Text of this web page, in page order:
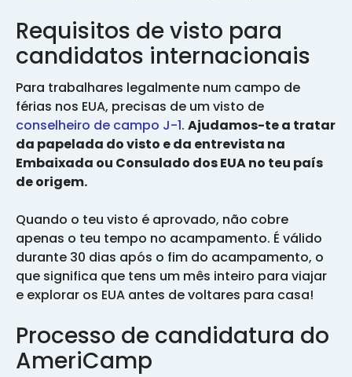
Requisitos de visto para
candidatos internacionais
Para trabalhares legalmente num campo de
férias nos EUA, precisas de um visto de
conselheiro de campo J-1. Ajudamos-te a tratar
da papelada do visto e da entrevista na
Embaixada ou Consulado dos EUA no teu país
de origem.
Quando o teu visto é aprovado, não cobre
apenas o teu tempo no acampamento. É válido
durante 30 dias após o fim do acampamento, o
que significa que tens um mês inteiro para viajar
e explorar os EUA antes de voltares para casa!
Processo de candidatura do
AmeriCamp